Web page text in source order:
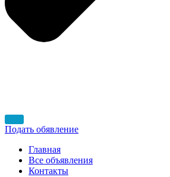
Подать обявление
Главная
Все объявления
Контакты